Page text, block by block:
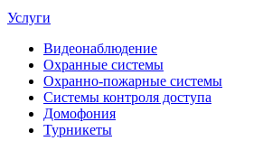
Услуги
Видеонаблюдение
Охранные системы
Охранно-пожарные системы
Системы контроля доступа
Домофония
Турникеты